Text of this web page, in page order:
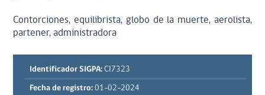
Contorciones, equilibrista, globo de la muerte, aerolista,
partener, administradora
Identificador SIGPA: CI7323
Fecha de registro: 01-02-2024